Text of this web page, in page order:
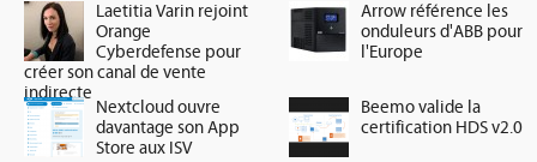
Laetitia Varin rejoint
Orange
Cyberdefense pour
créer son canal de vente
indirecte
Arrow référence les
onduleurs d'ABB pour
l'Europe
Nextcloud ouvre
davantage son App
Store aux ISV
Beemo valide la
certification HDS v2.0